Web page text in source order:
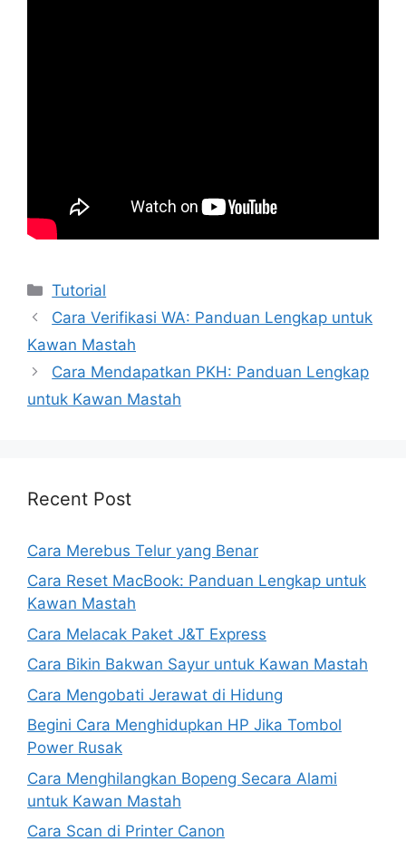
Kategori
Tutorial
Cara Verifikasi WA: Panduan Lengkap untuk
Kawan Mastah
Cara Mendapatkan PKH: Panduan Lengkap
untuk Kawan Mastah
Recent Post
Cara Merebus Telur yang Benar
Cara Reset MacBook: Panduan Lengkap untuk
Kawan Mastah
Cara Melacak Paket J&T Express
Cara Bikin Bakwan Sayur untuk Kawan Mastah
Cara Mengobati Jerawat di Hidung
Begini Cara Menghidupkan HP Jika Tombol
Power Rusak
Cara Menghilangkan Bopeng Secara Alami
untuk Kawan Mastah
Cara Scan di Printer Canon